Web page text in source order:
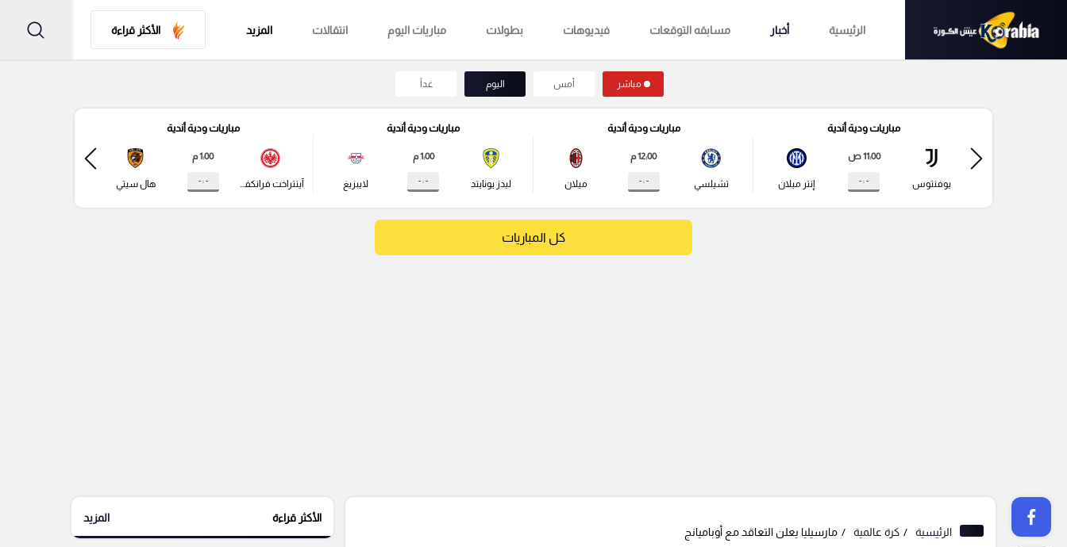
الرئيسية أخبار مسابقه التوقعات فيديوهات بطولات مباريات اليوم انتقالات المزيد الأكثر قراءة
مباشر أمس اليوم غداً
مباريات ودية أندية
يوفنتوس
11:00 ص
- : - إنتر ميلان
مباريات ودية أندية
تشيلسي
12:00 م
- : - ميلان
مباريات ودية أندية
ليدز يونايتد
1:00 م
- : - لايبزيغ
مباريات ودية أندية
آينتراخت فرانكفورت
1:00 م
- : - هال سيتي
كل المباريات
الرئيسية كرة عالمية مارسيليا يعلن التعاقد مع أوباميانج
الأكثر قراءة المزيد